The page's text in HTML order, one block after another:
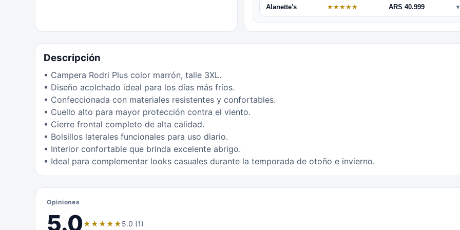
Alanette's ★★★★★ ARS 40.999
Descripción
• Campera Rodri Plus color marrón, talle 3XL.
• Diseño acolchado ideal para los días más fríos.
• Confeccionada con materiales resistentes y confortables.
• Cuello alto para mayor protección contra el viento.
• Cierre frontal completo de alta calidad.
• Bolsillos laterales funcionales para uso diario.
• Interior confortable que brinda excelente abrigo.
• Ideal para complementar looks casuales durante la temporada de otoño e invierno.
Opiniones
5.0★★★★★5.0 (1)